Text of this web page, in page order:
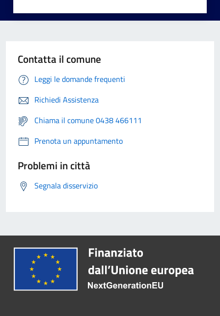
Contatta il comune
Leggi le domande frequenti
Richiedi Assistenza
Chiama il comune 0438 466111
Prenota un appuntamento
Problemi in città
Segnala disservizio